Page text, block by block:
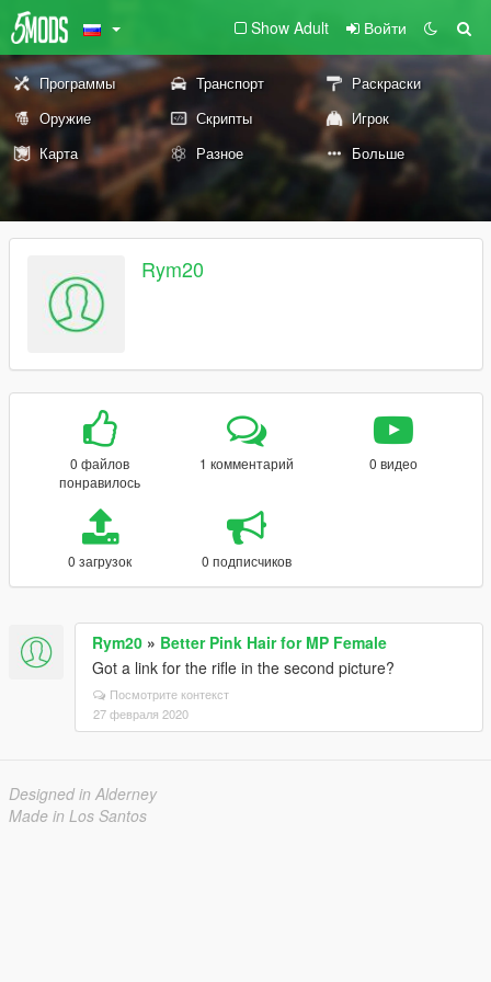
Show Adult Войти
Программы Транспорт
Раскраски
Оружие
Скрипты
Игрок
Карта
Разное Больше
Rym20
0 файлов
понравилось
1 комментарий 0 видео
0 загрузок 0 подписчиков
Rym20 » Better Pink Hair for MP Female
Got a link for the rifle in the second picture?
Посмотрите контекст
27 февраля 2020
Designed in Alderney
Made in Los Santos